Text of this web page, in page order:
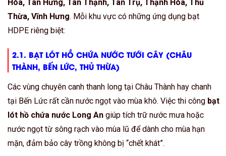
Hóa, Tân Hưng, Tân Thạnh, Tân Trụ, Thạnh Hóa, Thủ
Thừa, Vĩnh Hưng. Mỗi khu vực có những ứng dụng bạt
HDPE riêng biệt:
2.1. BẠT LÓT HỒ CHỨA NƯỚC TƯỚI CÂY (CHÂU
THÀNH, BẾN LỨC, THỦ THỪA)
Các vùng chuyên canh thanh long tại Châu Thành hay chanh
tại Bến Lức rất cần nước ngọt vào mùa khô. Việc thi công bạt
lót hồ chứa nước Long An giúp tích trữ nước mưa hoặc
nước ngọt từ sông rạch vào mùa lũ để dành cho mùa hạn
mặn, đảm bảo cây trồng không bị “chết khát”.